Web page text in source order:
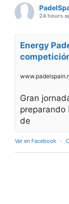
24 hours
Energy
Gran
preparando
de
Ver en Facebook ·